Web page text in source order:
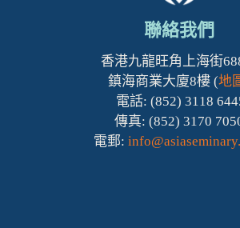
聯絡我們
香港九龍旺角上海街
鎮海商業大廈8樓 (地
電話: (852) 3118
傳真: (852) 3170
電郵: